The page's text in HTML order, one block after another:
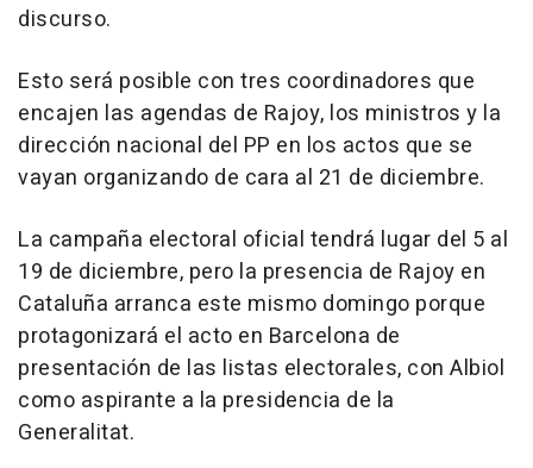
discurso.
Esto será posible con tres coordinadores que
encajen las agendas de Rajoy, los ministros y la
dirección nacional del PP en los actos que se
vayan organizando de cara al 21 de diciembre.
La campaña electoral oficial tendrá lugar del 5 al
19 de diciembre, pero la presencia de Rajoy en
Cataluña arranca este mismo domingo porque
protagonizará el acto en Barcelona de
presentación de las listas electorales, con Albiol
como aspirante a la presidencia de la
Generalitat.